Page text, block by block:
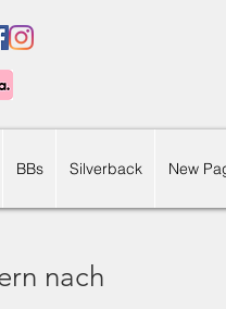
BBs Silverback New
nach